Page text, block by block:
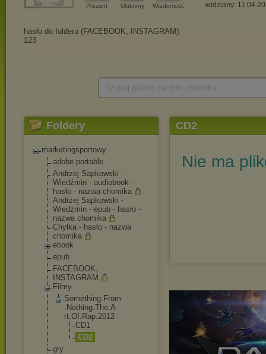
Prezent Ulubiony Wiadomość widziany:
Foldery
marketingsportowy
adobe portable
Andrzej Sapkowski -
Wiedźmin - audiobook -
hasło - nazwa chomika
Andrzej Sapkowski -
Wiedźmin - epub - hasło -
nazwa chomika
Chyłka - hasło - nazwa
chomika
ebook
epub
FACEBOOK,
INSTAGRAM
Filmy
Something.From
.Nothing.The.A
rt.Of.Rap.2012
CD1
CD2
gry
CD2
Nie ma